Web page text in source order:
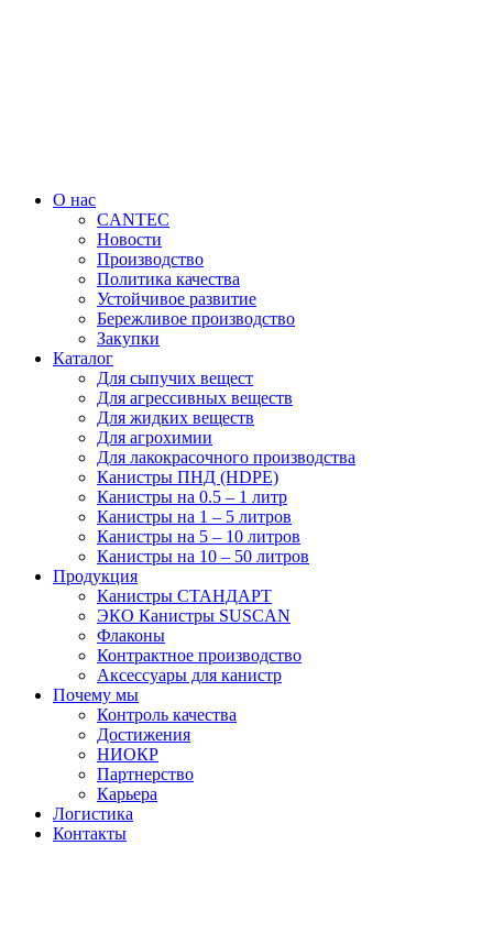
О нас
CANTEC
Новости
Производство
Политика качества
Устойчивое развитие
Бережливое производство
Закупки
Каталог
Для сыпучих вещест
Для агрессивных веществ
Для жидких веществ
Для агрохимии
Для лакокрасочного производства
Канистры ПНД (HDPE)
Канистры на 0.5 – 1 литр
Канистры на 1 – 5 литров
Канистры на 5 – 10 литров
Канистры на 10 – 50 литров
Продукция
Канистры СТАНДАРТ
ЭКО Канистры SUSCAN
Флаконы
Контрактное производство
Аксессуары для канистр
Почему мы
Контроль качества
Достижения
НИОКР
Партнерство
Карьера
Логистика
Контакты